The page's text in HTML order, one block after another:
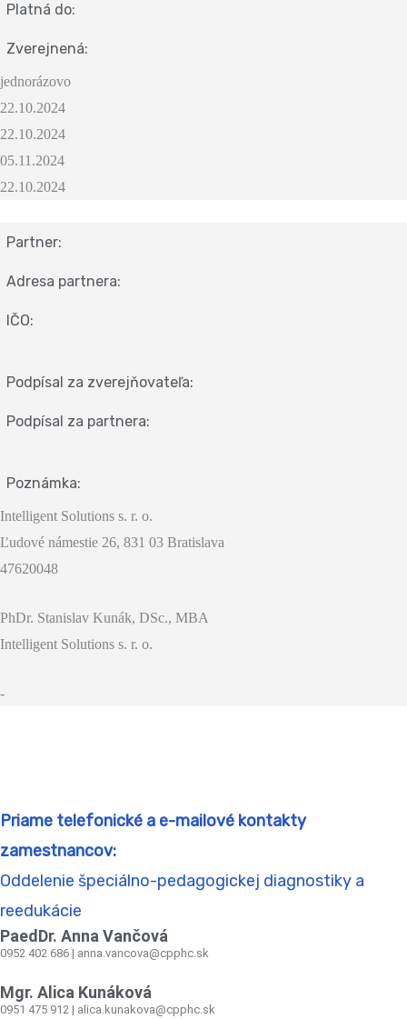
Platná do:
Zverejnená:
jednorázovo
22.10.2024
22.10.2024
05.11.2024
22.10.2024
Partner:
Adresa partnera:
IČO:
Podpísal za zverejňovateľa:
Podpísal za partnera:
Poznámka:
Intelligent Solutions s. r. o.
Ľudové námestie 26, 831 03 Bratislava
47620048
PhDr. Stanislav Kunák, DSc., MBA
Intelligent Solutions s. r. o.
-
Priame telefonické a e-mailové kontakty
zamestnancov:
Oddelenie špeciálno-pedagogickej diagnostiky a
reedukácie
PaedDr. Anna Vančová
0952 402 686 | anna.vancova@cpphc.sk
Mgr. Alica Kunáková
0951 475 912 | alica.kunakova@cpphc.sk